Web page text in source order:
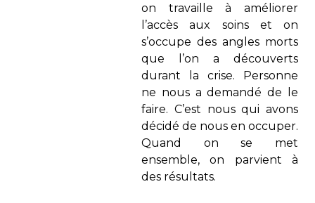
on travaille à améliorer
l’accès aux soins et on
s’occupe des angles morts
que l’on a découverts
durant la crise. Personne
ne nous a demandé de le
faire. C’est nous qui avons
décidé de nous en occuper.
Quand on se met
ensemble, on parvient à
des résultats.